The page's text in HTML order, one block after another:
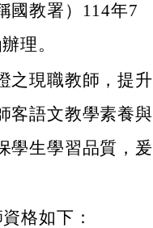
國教署）114年7
理。
之現職教師，提升
客語文教學素養與
學生學習品質，爰
格如下：